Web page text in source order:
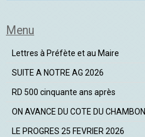
Menu
Lettres à Préfète et au Maire
SUITE A NOTRE AG 2026
RD 500 cinquante ans après
ON AVANCE DU COTE DU CHAMBON
LE PROGRES 25 FEVRIER 2026